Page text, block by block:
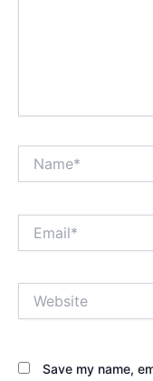
Save my name,